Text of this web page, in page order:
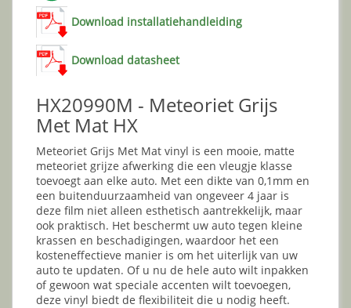
Download installatiehandleiding
Download datasheet
HX20990M - Meteoriet Grijs
Met Mat HX
Meteoriet Grijs Met Mat vinyl is een mooie, matte
meteoriet grijze afwerking die een vleugje klasse
toevoegt aan elke auto. Met een dikte van 0,1mm en
een buitenduurzaamheid van ongeveer 4 jaar is
deze film niet alleen esthetisch aantrekkelijk, maar
ook praktisch. Het beschermt uw auto tegen kleine
krassen en beschadigingen, waardoor het een
kosteneffectieve manier is om het uiterlijk van uw
auto te updaten. Of u nu de hele auto wilt inpakken
of gewoon wat speciale accenten wilt toevoegen,
deze vinyl biedt de flexibiliteit die u nodig heeft.